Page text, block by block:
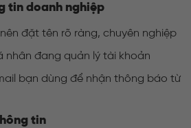
tin doanh nghiệp
đặt tên rõ ràng, chuyên nghiệp
nhân đang quản lý tài khoản
bạn dùng để nhận thông báo từ
tin